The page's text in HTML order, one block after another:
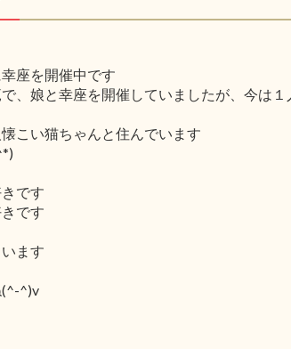
座を開催中です
、娘と幸座を開催していましたが、今は
こい猫ちゃんと住んでいます
です
です
ます
(^-^)v